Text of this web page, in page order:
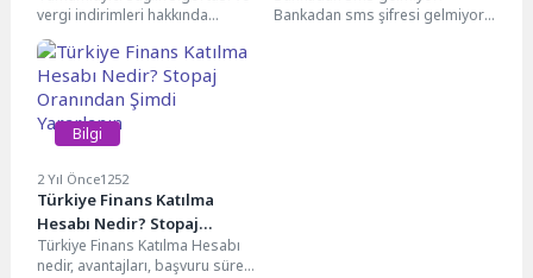
vergi indirimleri hakkında
bilinmesi gerekenler, faydaları
ve hesaplama yöntemleriyle ilgili
kapsamlı...
Bankadan sms şifresi gelmiyor,
Bilgi
2 Yıl Önce1252
Türkiye Finans Katılma
Hesabı Nedir? Stopaj
Oranından Şimdi Yararlanın
Türkiye Finans Katılma Hesabı
nedir, avantajları, başvuru süreci